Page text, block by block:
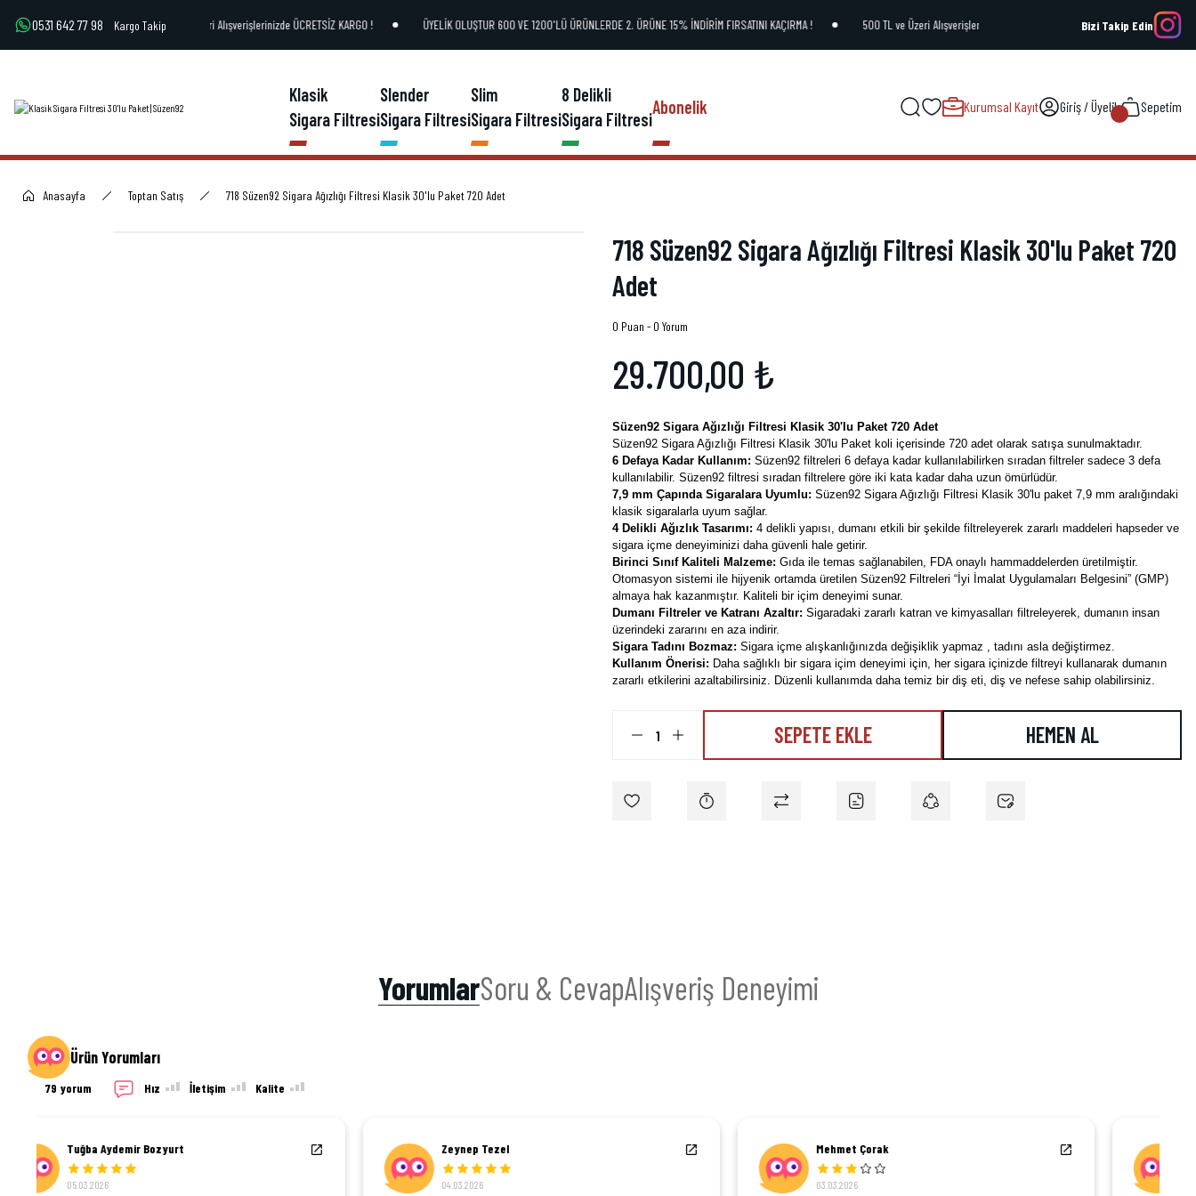
0531 642 77 98 Kargo Takip500 TL ve Üzeri Alışverişlerinizde ÜCRETSİZ KARGO ! ÜYELİK OLUŞTUR 600 VE 1200'LÜ ÜRÜNLERDE 2. ÜRÜNE 15% İNDİRİM FIRSATINI KAÇIRMA ! 500 TL ve Üzeri Alışverişlerinizde ÜCRETSİZ KARGO ! ÜYELİK
Bizi Takip Edin
Klasik
Sigara Filtresi
Slender
Sigara Filtresi
Slim
Sigara Filtresi
8 Delikli
Sigara Filtresi
Abonelik Kurumsal Kayıt Giriş / Üyelik Sepetim
Anasayfa Toptan Satış 718 Süzen92 Sigara Ağızlığı Filtresi Klasik 30'lu Paket 720 Adet
718 Süzen92 Sigara Ağızlığı Filtresi Klasik 30'lu Paket 720
Adet
0 Puan - 0 Yorum
29.700,00 ₺
Süzen92 Sigara Ağızlığı Filtresi Klasik 30'lu Paket 720 Adet
Süzen92 Sigara Ağızlığı Filtresi Klasik 30'lu Paket koli içerisinde 720 adet olarak satışa sunulmaktadır.
6 Defaya Kadar Kullanım: Süzen92 filtreleri 6 defaya kadar kullanılabilirken sıradan filtreler sadece 3 defa
kullanılabilir. Süzen92 filtresi sıradan filtrelere göre iki kata kadar daha uzun ömürlüdür.
7,9 mm Çapında Sigaralara Uyumlu: Süzen92 Sigara Ağızlığı Filtresi Klasik 30'lu paket 7,9 mm aralığındaki
klasik sigaralarla uyum sağlar.
4 Delikli Ağızlık Tasarımı: 4 delikli yapısı, dumanı etkili bir şekilde filtreleyerek zararlı maddeleri hapseder ve
sigara içme deneyiminizi daha güvenli hale getirir.
Birinci Sınıf Kaliteli Malzeme: Gıda ile temas sağlanabilen, FDA onaylı hammaddelerden üretilmiştir.
Otomasyon sistemi ile hijyenik ortamda üretilen Süzen92 Filtreleri “İyi İmalat Uygulamaları Belgesini” (GMP)
almaya hak kazanmıştır. Kaliteli bir içim deneyimi sunar.
Dumanı Filtreler ve Katranı Azaltır: Sigaradaki zararlı katran ve kimyasalları filtreleyerek, dumanın insan
üzerindeki zararını en aza indirir.
Sigara Tadını Bozmaz: Sigara içme alışkanlığınızda değişiklik yapmaz , tadını asla değiştirmez.
Kullanım Önerisi: Daha sağlıklı bir sigara içim deneyimi için, her sigara içinizde filtreyi kullanarak dumanın
zararlı etkilerini azaltabilirsiniz. Düzenli kullanımda daha temiz bir diş eti, diş ve nefese sahip olabilirsiniz.
SEPETE EKLE HEMEN AL
YorumlarSoru & CevapAlışveriş Deneyimi
Ürün Yorumları
79 yorum Hız İletişim Kalite
Zeynep Tezel Mehmet Çorak Koray Uçar